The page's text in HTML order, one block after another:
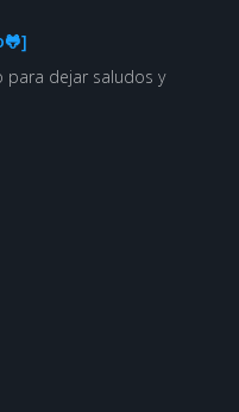
para dejar saludos y